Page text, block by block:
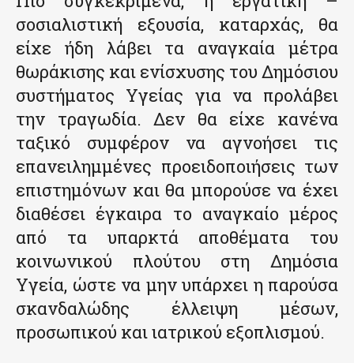
σοσιαλιστική εξουσία, καταρχάς, θα
είχε ήδη λάβει τα αναγκαία μέτρα
θωράκισης και ενίσχυσης του Δημόσιου
συστήματος Υγείας για να προλάβει
την τραγωδία. Δεν θα είχε κανένα
ταξικό συμφέρον να αγνοήσει τις
επανειλημμένες προειδοποιήσεις των
επιστημόνων και θα μπορούσε να έχει
διαθέσει έγκαιρα το αναγκαίο μέρος
από τα υπαρκτά αποθέματα του
κοινωνικού πλούτου στη Δημόσια
Υγεία, ώστε να μην υπάρχει η παρούσα
σκανδαλώδης έλλειψη μέσων,
προσωπικού και ιατρικού εξοπλισμού.